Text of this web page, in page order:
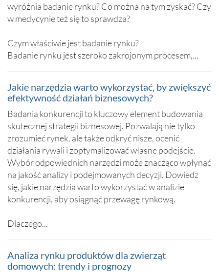
wyróżnia badanie rynku? Co można na tym zyskać? Czy
w medycynie też się to sprawdza?
Czym właściwie jest badanie rynku?
Badanie rynku jest szeroko zakrojonym procesem,...
Jakie narzędzia warto wykorzystać, by zwiększyć
efektywność działań biznesowych?
Badania konkurencji to kluczowy element budowania
skutecznej strategii biznesowej. Pozwalają nie tylko
zrozumieć rynek, ale także odkryć nisze, ocenić
działania rywali i zoptymalizować własne podejście.
Wybór odpowiednich narzędzi może znacząco wpłynąć
na jakość analizy i podejmowanych decyzji. Dowiedz
się, jakie narzędzia warto wykorzystać w analizie
konkurencji, aby osiągnąć przewagę rynkową.
Dlaczego...
Analiza rynku produktów dla zwierząt
domowych: trendy i prognozy